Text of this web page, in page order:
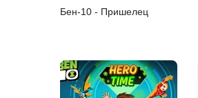
Бен-10 - Пришелец